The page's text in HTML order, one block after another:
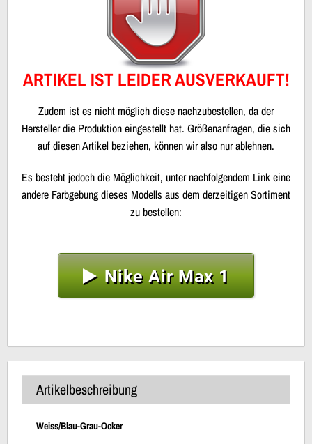
ARTIKEL IST LEIDER AUSVERKAUFT!
Zudem ist es nicht möglich diese nachzubestellen, da der
Hersteller die Produktion eingestellt hat. Größenanfragen, die sich
auf diesen Artikel beziehen, können wir also nur ablehnen.
Es besteht jedoch die Möglichkeit, unter nachfolgendem Link eine
andere Farbgebung dieses Modells aus dem derzeitigen Sortiment
zu bestellen:
Nike Air Max 1
Artikelbeschreibung
Weiss/Blau-Grau-Ocker